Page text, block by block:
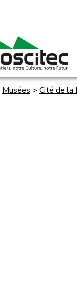
Musées > Cité de la